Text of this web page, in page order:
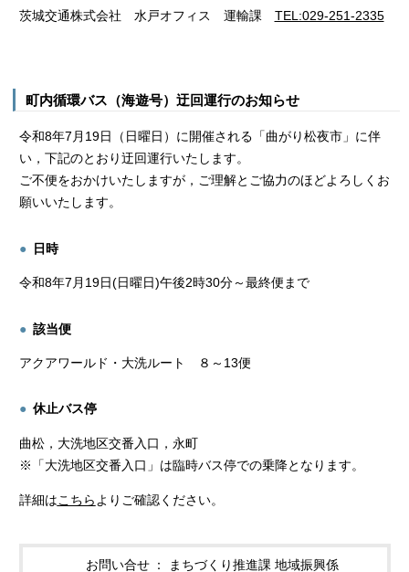
茨城交通株式会社 水戸オフィス 運輸課 TEL:029-251-2335
町内循環バス（海遊号）迂回運行のお知らせ
令和8年7月19日（日曜日）に開催される「曲がり松夜市」に伴
い，下記のとおり迂回運行いたします。
ご不便をおかけいたしますが，ご理解とご協力のほどよろしくお
願いいたします。
日時
令和8年7月19日(日曜日)午後2時30分～最終便まで
該当便
アクアワールド・大洗ルート ８～13便
休止バス停
曲松，大洗地区交番入口，永町
※「大洗地区交番入口」は臨時バス停での乗降となります。
詳細はこちら よりご確認ください。
お問い合せ
まちづくり推進課 地域振興係